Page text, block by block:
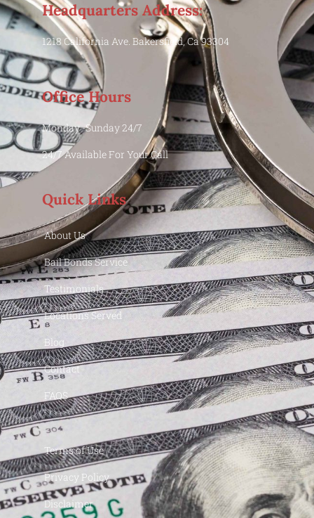
Headquarters Address:
1218 California Ave. Bakersfield, Ca 93304
Office Hours
Monday -Sunday 24/7
24/7 Available For Your Call
Quick Links
About Us
Bail Bonds Service
Testimonials
Locations Served
Blog
Contact
FAQS
Terms of Use
Privacy Policy
Disclaimer